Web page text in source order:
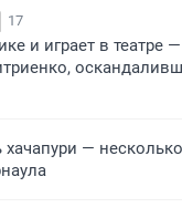
17
и играет в театре
хачапури —